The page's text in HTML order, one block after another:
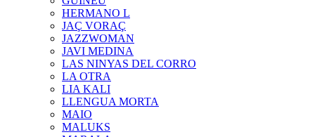
HERMANO L
JAÇ VORAÇ
JAZZWOMAN
JAVI MEDINA
LAS NINYAS DEL CORRO
LA OTRA
LIA KALI
LLENGUA MORTA
MAIO
MALUKS